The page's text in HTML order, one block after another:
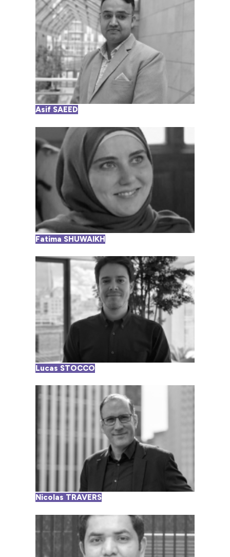
Asif SAEED
Fatima SHUWAIKH
Lucas STOCCO
Nicolas TRAVERS